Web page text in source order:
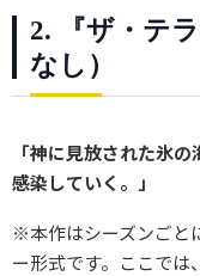
2. 『ザ・テ
なし）
「神に見放された氷
感染していく。」
※本作はシーズンごと
ー形式です。ここでは